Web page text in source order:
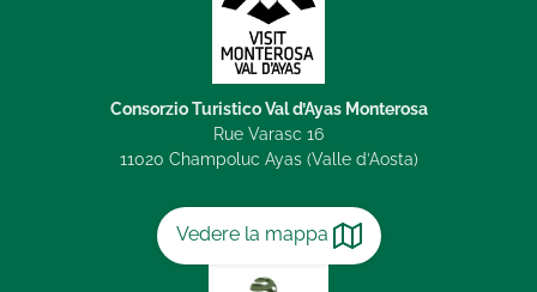
Vedere la mappa
Consorzio Turistico Val d’Ayas Monterosa
Rue Varasc 16
11020 Champoluc Ayas (Valle d’Aosta)